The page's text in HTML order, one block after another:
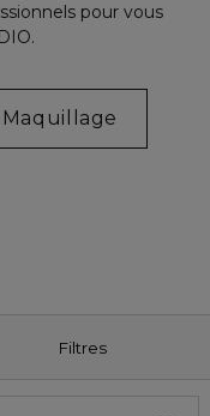
pour vous
Maquillage
Filtres